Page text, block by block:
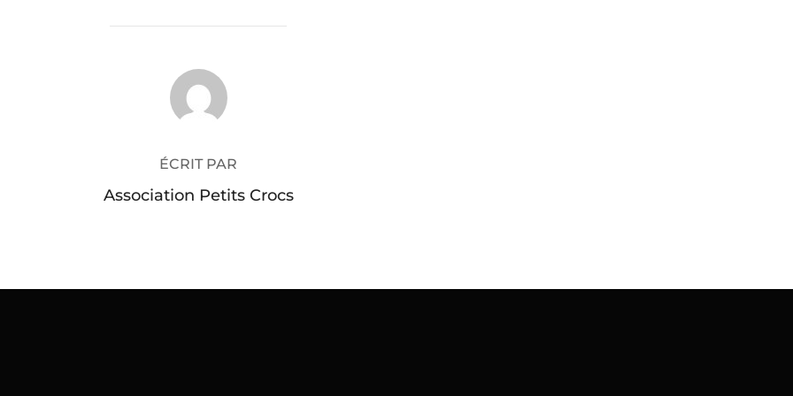
AUTEUR DE LA PUBLICATION
ÉCRIT PAR
Association Petits Crocs